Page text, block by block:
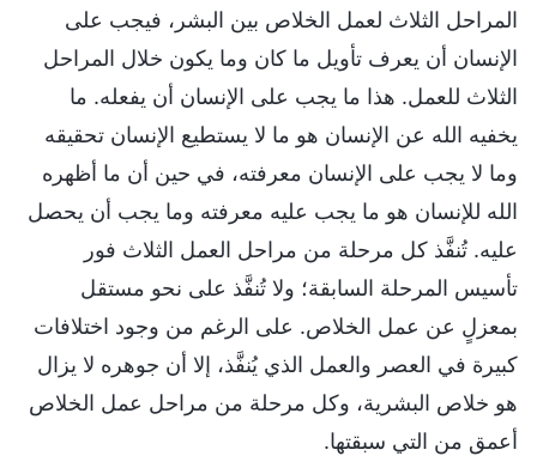
المراحل الثلاث لعمل الخلاص بين البشر، فيجب على
الإنسان أن يعرف تأويل ما كان وما يكون خلال المراحل
الثلاث للعمل. هذا ما يجب على الإنسان أن يفعله. ما
يخفيه الله عن الإنسان هو ما لا يستطيع الإنسان تحقيقه
وما لا يجب على الإنسان معرفته، في حين أن ما أظهره
الله للإنسان هو ما يجب عليه معرفته وما يجب أن يحصل
عليه. تُنفَّذ كل مرحلة من مراحل العمل الثلاث فور
تأسيس المرحلة السابقة؛ ولا تُنفَّذ على نحو مستقل
بمعزلٍ عن عمل الخلاص. على الرغم من وجود اختلافات
كبيرة في العصر والعمل الذي يُنفَّذ، إلا أن جوهره لا يزال
هو خلاص البشرية، وكل مرحلة من مراحل عمل الخلاص
أعمق من التي سبقتها.